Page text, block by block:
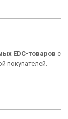
EDC-товаров с
покупателей.